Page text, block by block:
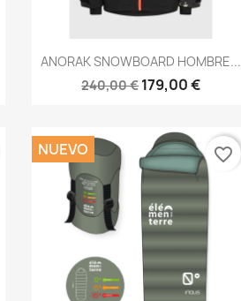
Vista rápida
ANORAK SNOWBOARD HOMBRE...
240,00 €179,00 €
NUEVO favorite_border